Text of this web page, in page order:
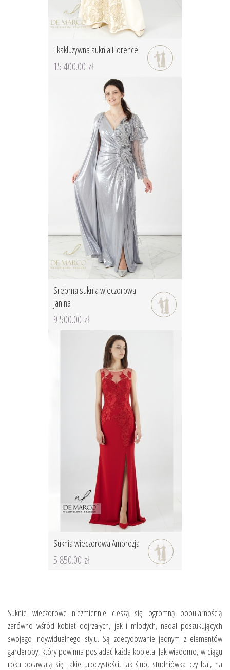
Ekskluzywna suknia Florence
15 400.00 zł
Srebrna suknia wieczorowa
Janina
9 500.00 zł
Suknia wieczorowa Ambrozja
5 850.00 zł
Suknie wieczorowe niezmiennie cieszą się ogromną popularnością
zarówno wśród kobiet dojrzałych, jak i młodych, nadal poszukujących
swojego indywidualnego stylu. Są zdecydowanie jednym z elementów
garderoby, który powinna posiadać każda kobieta. Jak wiadomo, w ciągu
roku pojawiają się takie uroczystości, jak ślub, studniówka czy bal, na